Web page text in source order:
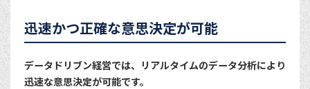
迅速かつ正確な意思決定が可能
データドリブン経営では、リアルタイムのデータ分析により
迅速な意思決定が可能です。